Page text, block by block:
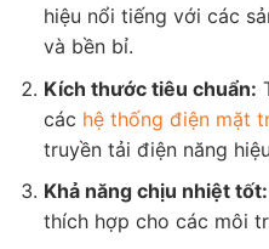
hiệu nổi tiếng với các
và bền bỉ.
Kích thước tiêu chuẩn:
các hệ thống điện mặt
truyền tải điện năng
Khả năng chịu nhiệt tốt:
thích hợp cho các môi